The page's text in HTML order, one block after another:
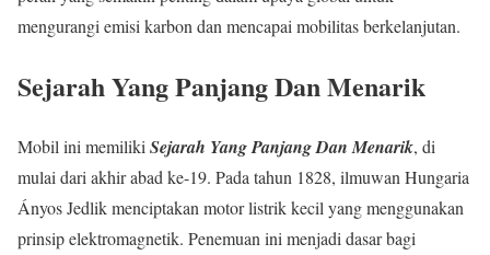
mengurangi emisi karbon dan mencapai mobilitas berkelanjutan.
Sejarah Yang Panjang Dan Menarik
Mobil ini memiliki Sejarah Yang Panjang Dan Menarik, di
mulai dari akhir abad ke-19. Pada tahun 1828, ilmuwan Hungaria
Ányos Jedlik menciptakan motor listrik kecil yang menggunakan
prinsip elektromagnetik. Penemuan ini menjadi dasar bagi